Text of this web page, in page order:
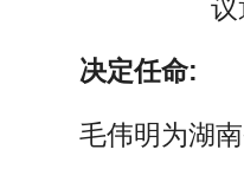
议
决定任命:
毛伟明为湖南